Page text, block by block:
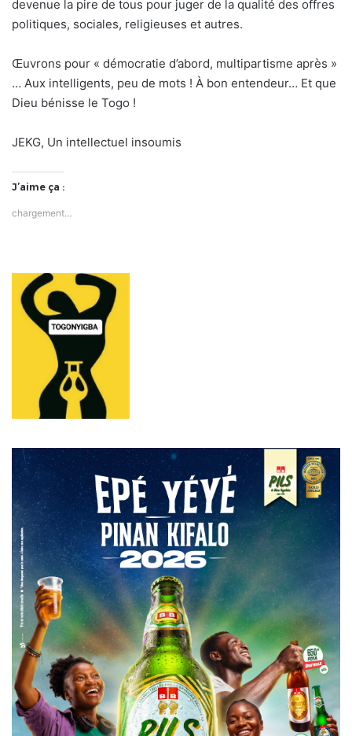
devenue la pire de tous pour juger de la qualité des offres
politiques, sociales, religieuses et autres.
Œuvrons pour « démocratie d’abord, multipartisme après »
… Aux intelligents, peu de mots ! À bon entendeur… Et que
Dieu bénisse le Togo !
JEKG, Un intellectuel insoumis
J’aime ça :
chargement…